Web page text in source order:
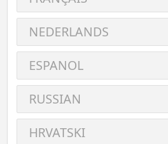
NEDERLANDS
ESPANOL
RUSSIAN
HRVATSKI